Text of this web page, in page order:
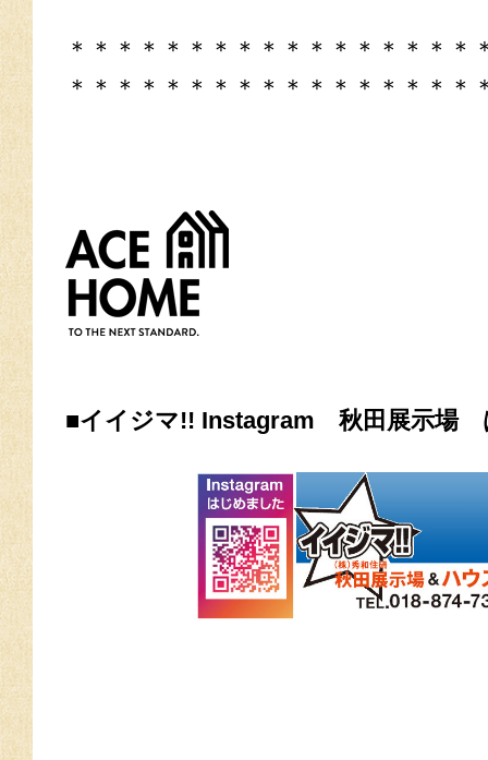
＊＊＊＊＊＊＊＊＊＊＊＊＊＊＊＊＊
＊＊＊＊＊＊＊＊＊＊＊＊＊＊＊＊＊
■イイジマ!! Instagram 秋田展示場